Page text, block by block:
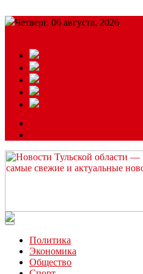
Четверг, 06 августа, 2026
Читайте последние новости дня
Политика
Экономика
Общество